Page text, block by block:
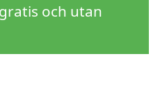
och utan